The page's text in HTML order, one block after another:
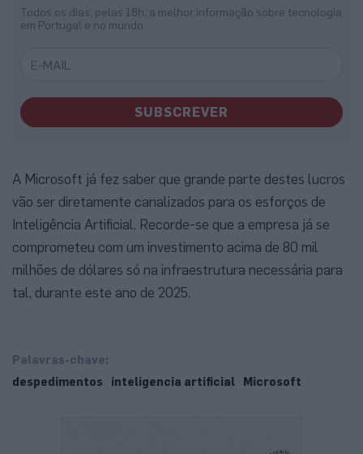
Todos os dias, pelas 18h, a melhor informação sobre tecnologia
em Portugal e no mundo
SUBSCREVER
A Microsoft já fez saber que grande parte destes lucros
vão ser diretamente canalizados para os esforços de
Inteligência Artificial. Recorde-se que a empresa já se
comprometeu com um investimento acima de 80 mil
milhões de dólares só na infraestrutura necessária para
tal, durante este ano de 2025.
Palavras-chave:
despedimentos
inteligencia artificial Microsoft